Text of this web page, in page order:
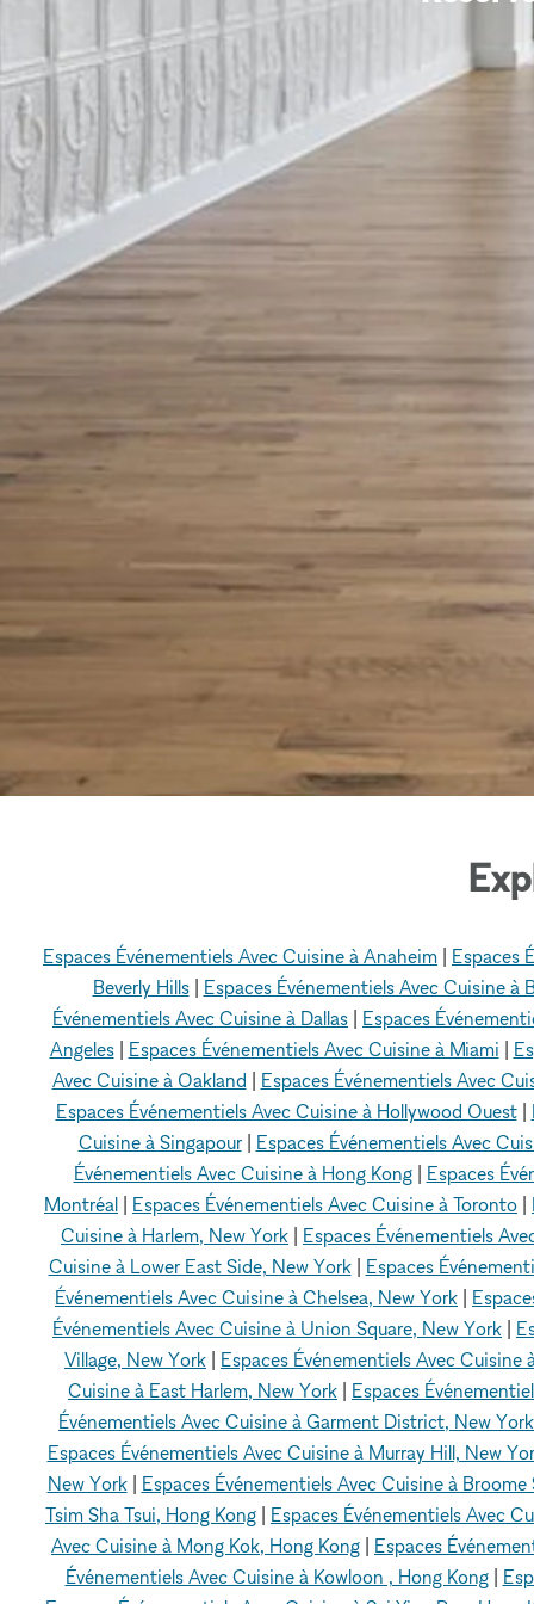
Espaces Événementiels Avec Cuisine à Anaheim | Espaces
Beverly Hills| Espaces Événementiels Avec Cuisine à
Événementiels Avec Cuisine à Dallas | Espaces
Angeles| Espaces Événementiels Avec Cuisine à Miami |
Avec Cuisine à Oakland | Espaces Événementiels Avec
Espaces Événementiels Avec Cuisine à Hollywood Ouest|
Cuisine à Singapour| Espaces Événementiels Avec
Événementiels Avec Cuisine à Hong Kong| Espaces
Montréal | Espaces Événementiels Avec Cuisine à Toronto |
Cuisine à Harlem, New York | Espaces Événementiels
Cuisine à Lower East Side, New York| Espaces
Événementiels Avec Cuisine à Chelsea, New York |
Événementiels Avec Cuisine à Union Square, New York |
Village, New York | Espaces Événementiels Avec
Cuisine à East Harlem, New York | Espaces
Événementiels Avec Cuisine à Garment District, New York
Espaces Événementiels Avec Cuisine à Murray Hill, New
New York| Espaces Événementiels Avec Cuisine à
Tsim Sha Tsui, Hong Kong | Espaces Événementiels Avec
Avec Cuisine à Mong Kok, Hong Kong | Espaces
Événementiels Avec Cuisine à Kowloon , Hong Kong|